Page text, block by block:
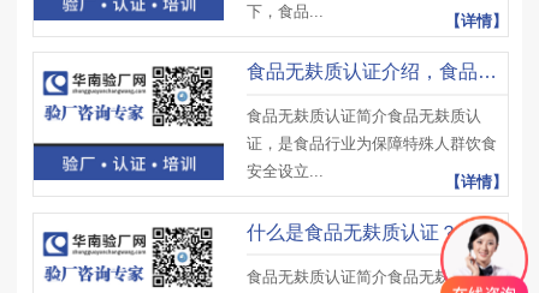
下，食品...
【详情】
食品无麸质认证介绍，食品无麸质认证适用范围、核心目标与作用
食品无麸质认证简介食品无麸质认
证，是食品行业为保障特殊人群饮食
安全设立...
【详情】
什么是食品无麸质认证？无麸质认证有哪些常见的审核问题？
食品无麸质认证简介食品无麸质认